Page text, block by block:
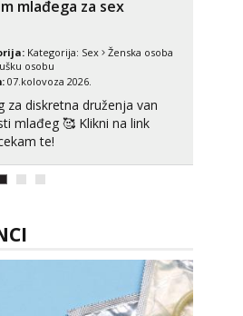
pozive. Za vas sam
mlađega za sex
Kategorija: Sex
Ženska osoba
osobu
07.kolovoza 2026.
za diskretna druženja van
🥰 Klikni na link
te!